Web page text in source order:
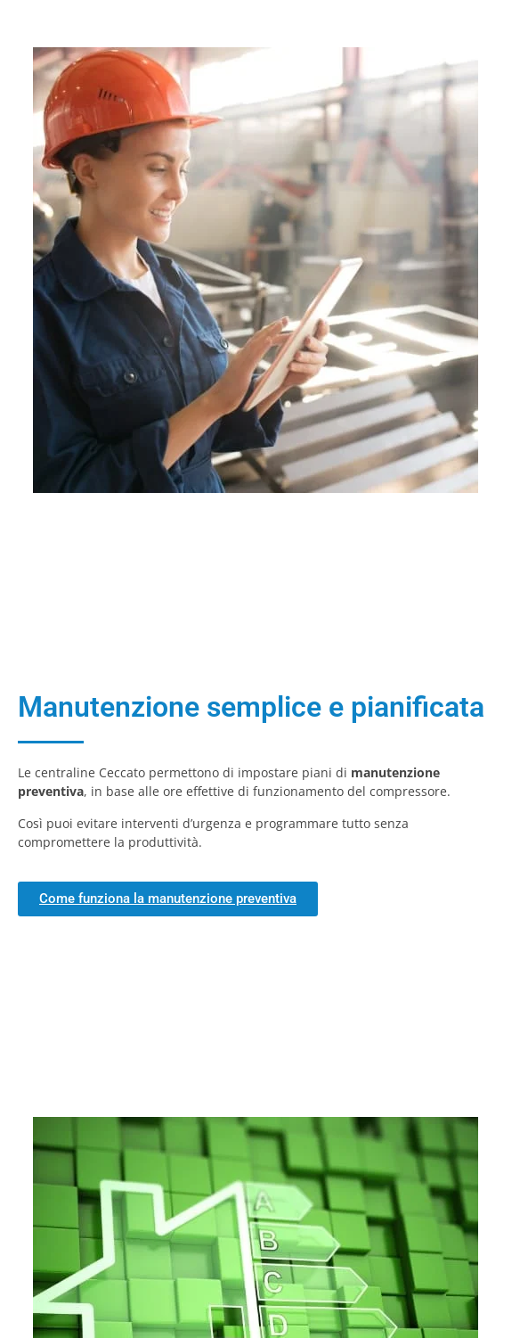
Manutenzione semplice e pianificata
Le centraline Ceccato permettono di impostare piani di manutenzione
preventiva, in base alle ore effettive di funzionamento del compressore.
Così puoi evitare interventi d’urgenza e programmare tutto senza
compromettere la produttività.
Come funziona la manutenzione preventiva